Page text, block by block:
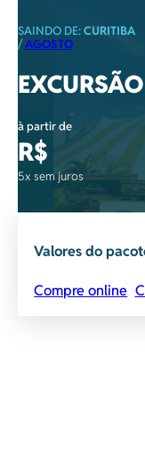
SAINDO DE:CURITIBA
/AGOSTO
à partir de
R$
5x sem juros
Valores do
Compre online